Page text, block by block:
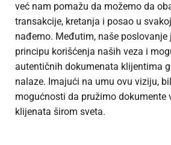
već nam pomažu da možemo da
transakcije, kretanja i posao u
nađemo. Međutim, naše poslovanje
principu korišćenja naših veza i
autentičnih dokumenata klijentima
nalaze. Imajući na umu ovu viziju,
mogućnosti da pružimo dokumente
klijenata širom sveta.